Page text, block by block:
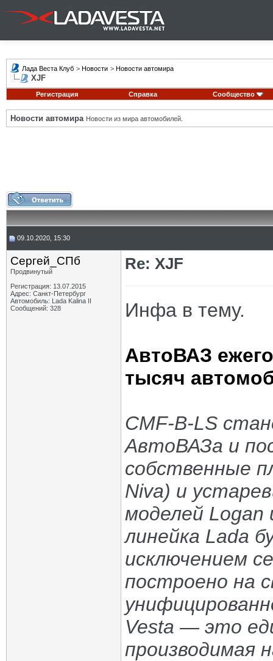
Лада Веста Клуб > Новости > Новости автомира
XJF
Регистрация Справка Сообщество
Новости автомира Новости из мира автомобилей.
09.10.2020, 15:30
Сергей_СПб
Продвинутый
Регистрация: 13.07.2015
Адрес: Санкт-Петербург
Автомобиль: Lada Kalina II
Сообщений: 328
Re: XJF
Инфа в тему.
АвтоВАЗ
тысяч
CMF-B-LS
АвтоВАЗа и
собственные
Niva) и
моделей Logan
линейка Lada
исключением
построено на
Vesta — это
производимая